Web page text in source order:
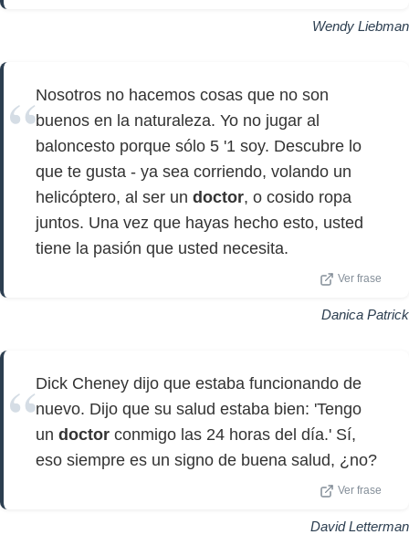
Wendy Liebman
Nosotros no hacemos cosas que no son
buenos en la naturaleza. Yo no jugar al
baloncesto porque sólo 5 '1 soy. Descubre lo
que te gusta - ya sea corriendo, volando un
helicóptero, al ser un doctor, o cosido ropa
juntos. Una vez que hayas hecho esto, usted
tiene la pasión que usted necesita.
Ver frase
Danica Patrick
Dick Cheney dijo que estaba funcionando de
nuevo. Dijo que su salud estaba bien: 'Tengo
un doctor conmigo las 24 horas del día.' Sí,
eso siempre es un signo de buena salud, ¿no?
Ver frase
David Letterman